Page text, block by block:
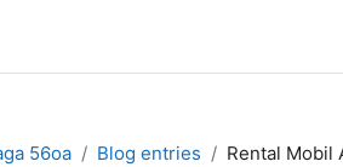
56oa Blog entries Rental Mobil